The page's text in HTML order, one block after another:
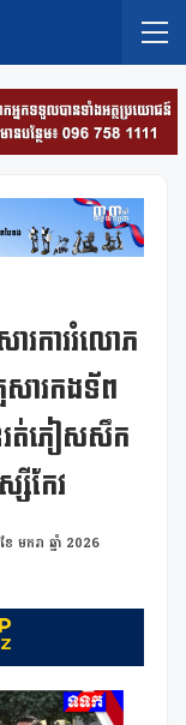
រការរំលោភ
សារកងទ័ព
រត់ភៀសសឹក
កែវ
ែ មករា ឆ្នាំ 2026